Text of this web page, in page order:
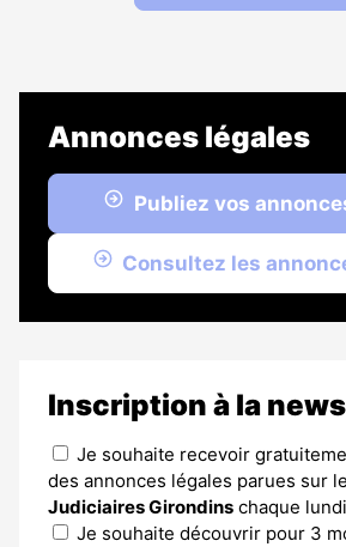
Annonces légales
Publiez vos
Consultez les
Inscription à la
Je souhaite recevoir
des annonces légales parues sur
Judiciaires Girondins chaque
Je souhaite découvrir pour 3